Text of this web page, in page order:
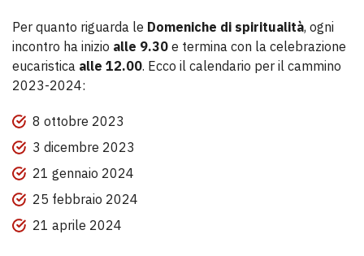
Per quanto riguarda le Domeniche di spiritualità, ogni
incontro ha inizio alle 9.30 e termina con la celebrazione
eucaristica alle 12.00. Ecco il calendario per il cammino
2023-2024:
8 ottobre 2023
3 dicembre 2023
21 gennaio 2024
25 febbraio 2024
21 aprile 2024